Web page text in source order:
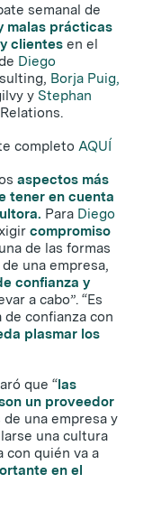
semanal de
malas prácticas
clientes en el
Diego
Borja Puig,
y Stephan
completo AQUÍ
aspectos más
tener en cuenta
Para Diego
compromiso
de las formas
una empresa,
confianza y
a cabo”. “Es
confianza con
plasmar los
que “las
un proveedor
una empresa y
una cultura
con quién va a
en el